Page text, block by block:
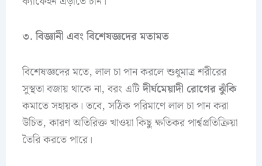
৩. বিজ্ঞানী এবং বিশেষজ্ঞদের মতামত
বিশেষজ্ঞদের মতে, লাল চা পান করলে শুধুমাত্র শরীরের
সুস্থতা বজায় থাকে না, বরং এটিদীর্ঘমেয়াদী রোগের ঝুঁকি
কমাতে সহায়ক। তবে, সঠিক পরিমাণে লাল চা পান করা
উচিত, কারণ অতিরিক্ত খাওয়া কিছু ক্ষতিকর পার্শ্বপ্রতিক্রিয়া
তৈরি করতে পারে।